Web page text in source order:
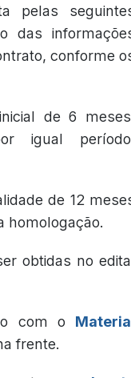
pelas
das
conforme
de 6
igual
de 12
homologação.
obtidas no
com o
frente.